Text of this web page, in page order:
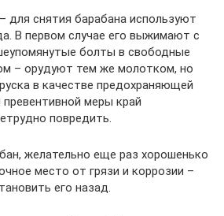
для снятия барабана используют
В первом случае его выжимают с
болты в свободные
– орудуют тем же молотком, но
в качестве предохраняющей
меры край
повредить.
желательно еще раз хорошенько
место от грязи и коррозии –
его назад.